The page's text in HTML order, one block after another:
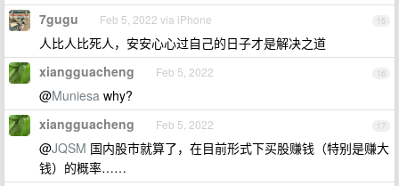
15
7gugu Feb 5, 2022 via iPhone
人比人比死人，安安心心过自己的日子才是解决之道
16
xiangguacheng Feb 5, 2022
@Muniesa why?
17
xiangguacheng Feb 5, 2022
@JQSM 国内股市就算了，在目前形式下买股赚钱（特别是赚大
钱）的概率……